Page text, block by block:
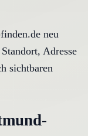
neu
Adresse
sichtbaren